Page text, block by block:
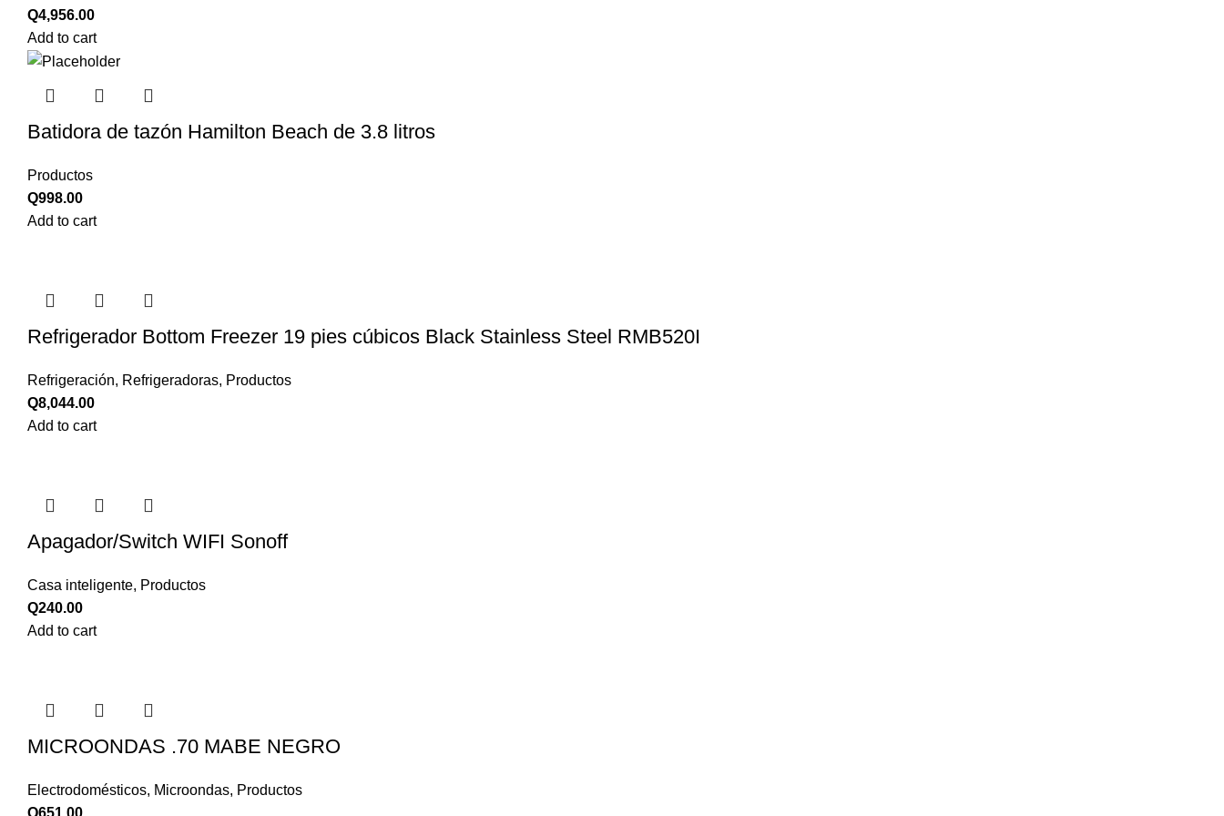
Q4,956.00
Add to cart
Batidora de tazón Hamilton Beach de 3.8 litros
Productos
Q998.00
Add to cart
Refrigerador Bottom Freezer 19 pies cúbicos Black Stainless Steel RMB520I
Refrigeración, Refrigeradoras, Productos
Q8,044.00
Add to cart
Apagador/Switch WIFI Sonoff
Casa inteligente, Productos
Q240.00
Add to cart
MICROONDAS .70 MABE NEGRO
Electrodomésticos, Microondas, Productos